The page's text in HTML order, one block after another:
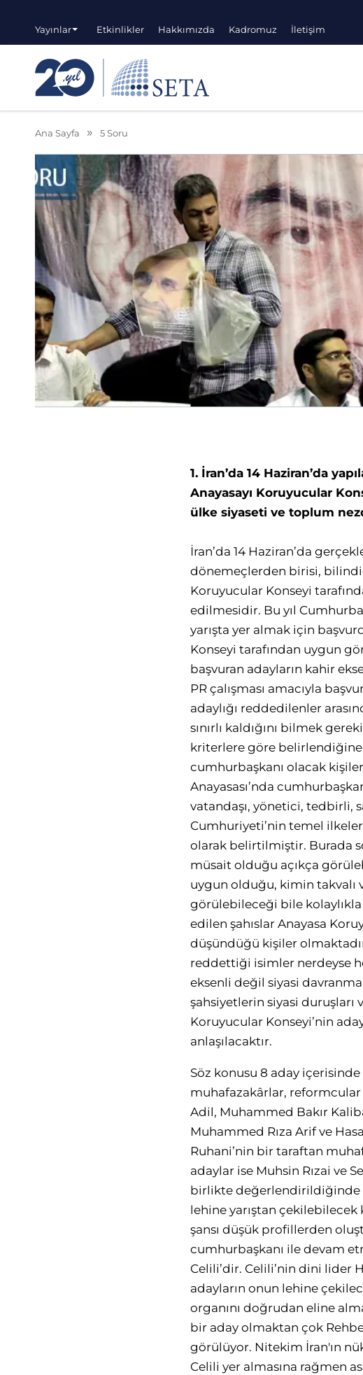
Yayınlar Etkinlikler Hakkımızda Kadromuz İletişim
Ana Sayfa 5 Soru
1. İran’da 14 Haziran’da
Anayasayı Koruyucular
ülke siyaseti ve toplum
İran’da 14 Haziran’da
dönemeçlerden birisi,
Koruyucular Konseyi
edilmesidir. Bu yıl
yarışta yer almak için
Konseyi tarafından uygun
başvuran adayların kahir
PR çalışması amacıyla
adaylığı reddedilenler
sınırlı kaldığını bilmek
kriterlere göre belirlendiğine
cumhurbaşkanı olacak
Anayasası’nda
vatandaşı, yönetici, tedbirli,
Cumhuriyeti’nin temel
olarak belirtilmiştir. Burada
müsait olduğu açıkça
uygun olduğu, kimin takvalı
görülebileceği bile
edilen şahıslar Anayasa
düşündüğü kişiler
reddettiği isimler nerdeyse
eksenli değil siyasi
şahsiyetlerin siyasi duruşları
Koruyucular Konseyi’nin
anlaşılacaktır.
Söz konusu 8 aday
muhafazakârlar, reformcular
Adil, Muhammed Bakır
Muhammed Rıza Arif ve
Ruhani’nin bir taraftan
adaylar ise Muhsin Rızai ve
birlikte değerlendirildiğinde
lehine yarıştan çekilebilecek
şansı düşük profillerden
cumhurbaşkanı ile devam
Celili’dir. Celili’nin dini lider
adayların onun lehine
organını doğrudan eline
bir aday olmaktan çok
görülüyor. Nitekim İran'ın
Celili yer almasına rağmen